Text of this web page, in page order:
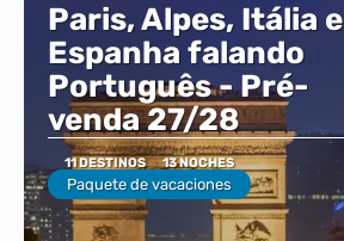
Paris, Alpes, Itália e
Espanha falando
Português - Pré-
venda 27/28
11 DESTINOS 13 NOCHES
Paquete de vacaciones